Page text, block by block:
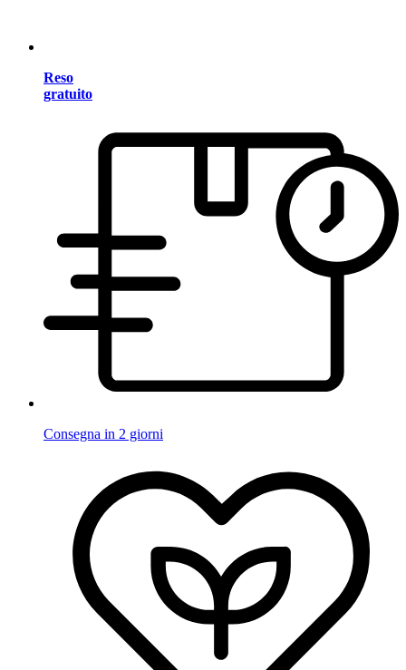
Reso
gratuito
Consegna in 2 giorni